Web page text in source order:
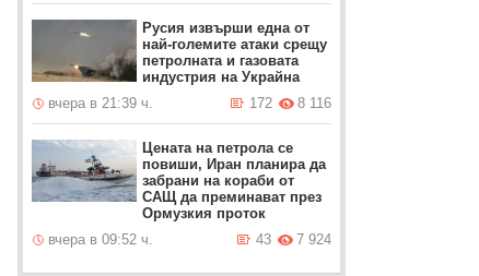
Русия извърши една от
най-големите атаки срещу
петролната и газовата
индустрия на Украйна
вчера в 21:39 ч.
8 116
172
Цената на петрола се
повиши, Иран планира да
забрани на кораби от
САЩ да преминават през
Ормузкия проток
вчера в 09:52 ч.
7 924
43